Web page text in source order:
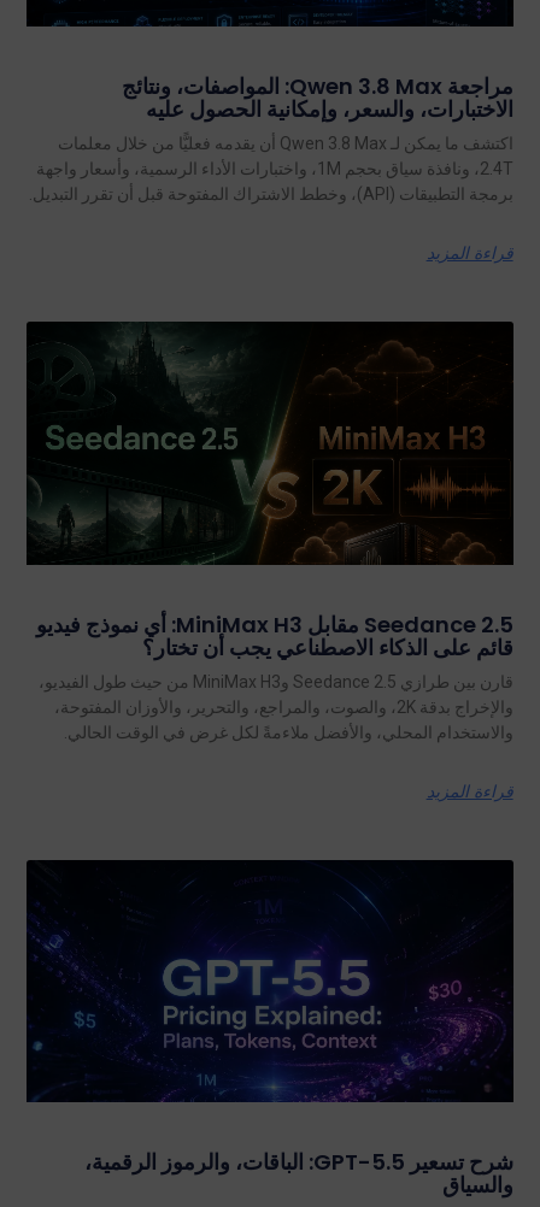
مراجعة Qwen 3.8 Max: المواصفات، ونتائج
الاختبارات، والسعر، وإمكانية الحصول عليه
اكتشف ما يمكن لـ Qwen 3.8 Max أن يقدمه فعليًّا من خلال معلمات
2.4T، ونافذة سياق بحجم 1M، واختبارات الأداء الرسمية، وأسعار واجهة
برمجة التطبيقات (API)، وخطط الاشتراك المفتوحة قبل أن تقرر التبديل.
قراءة المزيد
Seedance 2.5 مقابل MiniMax H3: أي نموذج فيديو
قائم على الذكاء الاصطناعي يجب أن تختار؟
قارن بين طرازي Seedance 2.5 وMiniMax H3 من حيث طول الفيديو،
والإخراج بدقة 2K، والصوت، والمراجع، والتحرير، والأوزان المفتوحة،
والاستخدام المحلي، والأفضل ملاءمةً لكل غرض في الوقت الحالي.
قراءة المزيد
شرح تسعير GPT-5.5: الباقات، والرموز الرقمية،
والسياق